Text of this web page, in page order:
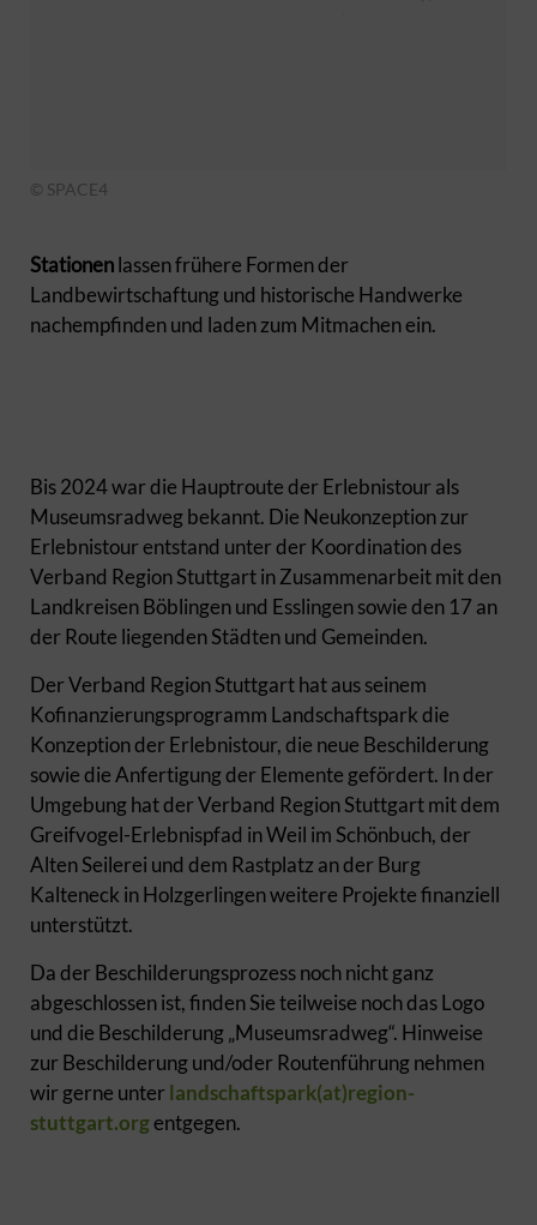
© SPACE4
Stationenlassen frühere Formen der
Landbewirtschaftung und historische Handwerke
nachempfinden und laden zum Mitmachen ein.
Bis 2024 war die Hauptroute der Erlebnistour als
Museumsradweg bekannt. Die Neukonzeption zur
Erlebnistour entstand unter der Koordination des
Verband Region Stuttgart in Zusammenarbeit mit den
Landkreisen Böblingen und Esslingen sowie den 17 an
der Route liegenden Städten und Gemeinden.
Der Verband Region Stuttgart hat aus seinem
Kofinanzierungsprogramm Landschaftspark die
Konzeption der Erlebnistour, die neue Beschilderung
sowie die Anfertigung der Elemente gefördert. In der
Umgebung hat der Verband Region Stuttgart mit dem
Greifvogel-Erlebnispfad in Weil im Schönbuch, der
Alten Seilerei und dem Rastplatz an der Burg
Kalteneck in Holzgerlingen weitere Projekte finanziell
unterstützt.
Da der Beschilderungsprozess noch nicht ganz
abgeschlossen ist, finden Sie teilweise noch das Logo
und die Beschilderung „Museumsradweg“. Hinweise
zur Beschilderung und/oder Routenführung nehmen
wir gerne unterlandschaftspark(at)region-
stuttgart.orgentgegen.